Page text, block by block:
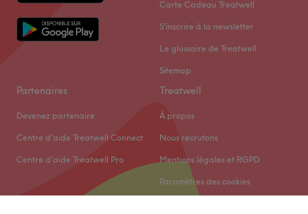
Carte Cadeau Treatwell
S'inscrire à la newsletter
Le glossaire de Treatwell
Sitemap
Partenaires
Devenez partenaire
Centre d'aide Treatwell Connect
Centre d'aide Treatwell Pro
Treatwell
À propos
Nous recrutons
Mentions légales et RGPD
Paramètres des cookies